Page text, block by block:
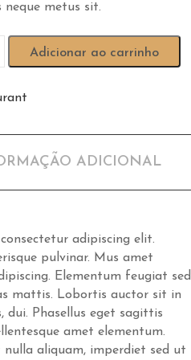
neque metus sit.
Adicionar ao carrinho
ADICIONAL
adipiscing elit.
pulvinar. Mus amet
Elementum feugiat sed
mattis. Lobortis auctor sit in
dui. Phasellus eget sagittis
amet elementum.
aliquam, imperdiet sed ut